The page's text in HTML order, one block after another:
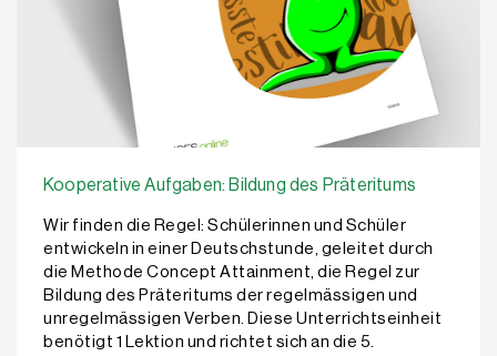
Kooperative Aufgaben: Bildung des Präteritums
Wir finden die Regel: Schülerinnen und Schüler
entwickeln in einer Deutschstunde, geleitet durch
die Methode Concept Attainment, die Regel zur
Bildung des Präteritums der regelmässigen und
unregelmässigen Verben. Diese Unterrichtseinheit
benötigt 1 Lektion und richtet sich an die 5.